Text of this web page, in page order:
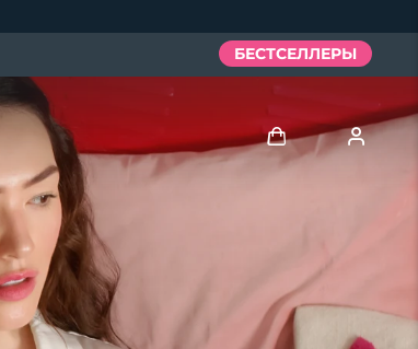
БЕСТСЕЛЛЕРЫ
Профиль пользователя
Мои приборы